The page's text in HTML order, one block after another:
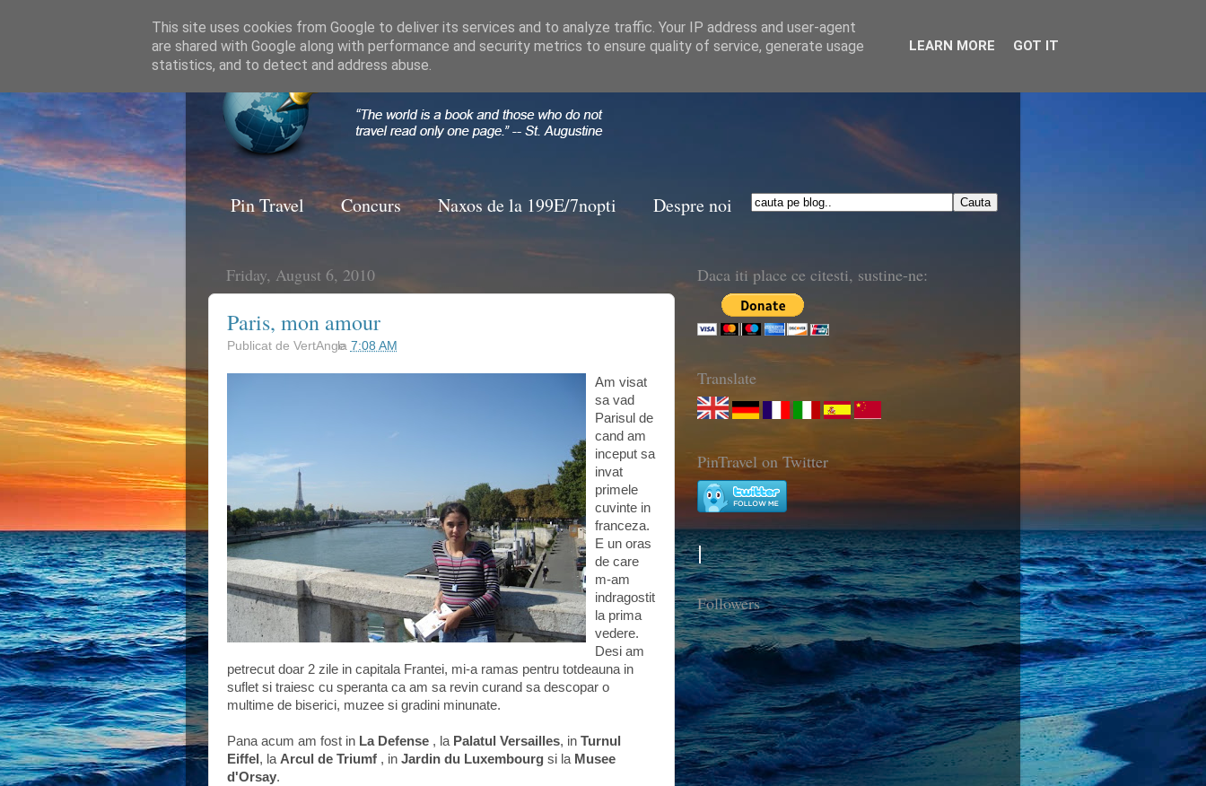
Pin Travel Concurs Naxos de la 199E/7nopti Despre noi
Friday, August 6, 2010
Paris, mon amour
Publicat de VertAnge
la 7:08 AM
Am visat
sa vad
Parisul de
cand am
inceput sa
invat
primele
cuvinte in
franceza.
E un oras
de care
m-am
indragostit
la prima
vedere.
Desi am
petrecut doar 2 zile in capitala Frantei, mi-a ramas pentru totdeauna in
suflet si traiesc cu speranta ca am sa revin curand sa descopar o
multime de biserici, muzee si gradini minunate.
Pana acum am fost in La Defense , la Palatul Versailles, in Turnul
Eiffel , la Arcul de Triumf , in Jardin du Luxembourg si la Musee
d'Orsay.
Daca iti place ce citesti, sustine-ne:
Translate
PinTravel on Twitter
Followers
This site uses cookies from Google to deliver its services and to analyze traffic. Your IP address and user-agent
are shared with Google along with performance and security metrics to ensure quality of service, generate usage
statistics, and to detect and address abuse.
LEARN MORE GOT IT